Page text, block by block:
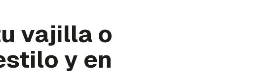
vajilla o
y en